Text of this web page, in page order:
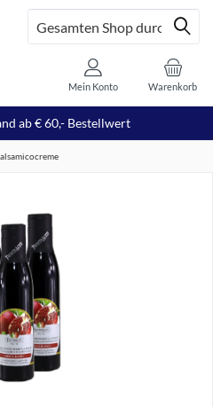
ab € 60,- Bestellwert
Warenkorb
Mein Konto